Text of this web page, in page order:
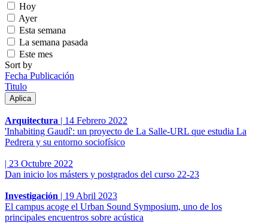
Hoy
Ayer
Esta semana
La semana pasada
Este mes
Sort by
Fecha Publicación
Titulo
Arquitectura | 14 Febrero 2022
'Inhabiting Gaudí': un proyecto de La Salle-URL que estudia La
Pedrera y su entorno sociofísico
| 23 Octubre 2022
Dan inicio los másters y postgrados del curso 22-23
Investigación | 19 Abril 2023
El campus acoge el Urban Sound Symposium, uno de los
principales encuentros sobre acústica